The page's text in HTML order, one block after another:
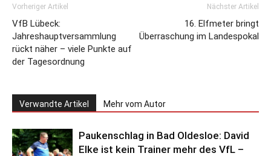
Vorheriger Artikel
VfB Lübeck:
Jahreshauptversammlung
rückt näher – viele Punkte auf
der Tagesordnung
Nächster Artikel
16. Elfmeter bringt
Überraschung im Landespokal
Verwandte Artikel Mehr vom Autor
Paukenschlag in Bad Oldesloe: David
Elke ist kein Trainer mehr des VfL –